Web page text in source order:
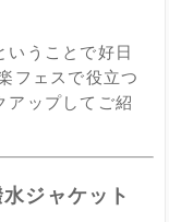
うことで好日
フェスで役立つ
アップしてご紹
ジャケット